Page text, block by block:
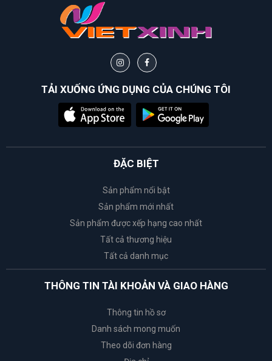
TẢI XUỐNG ỨNG DỤNG CỦA CHÚNG TÔI
ĐẶC BIỆT
Sản phẩm nổi bật
Sản phẩm mới nhất
Sản phẩm được xếp hạng cao nhất
Tất cả thương hiệu
Tất cả danh mục
THÔNG TIN TÀI KHOẢN VÀ GIAO HÀNG
Thông tin hồ sơ
Danh sách mong muốn
Theo dõi đơn hàng